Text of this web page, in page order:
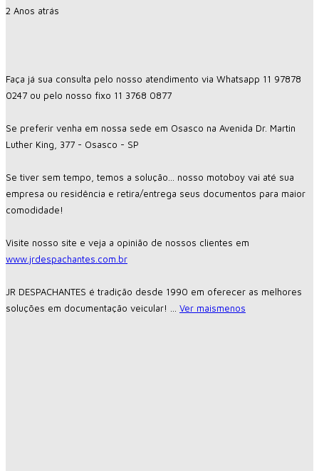
2 Anos atrás
Faça já sua consulta pelo nosso atendimento via Whatsapp 11 97878
0247 ou pelo nosso fixo 11 3768 0877
Se preferir venha em nossa sede em Osasco na Avenida Dr. Martin
Luther King, 377 - Osasco - SP
Se tiver sem tempo, temos a solução... nosso motoboy vai até sua
empresa ou residência e retira/entrega seus documentos para maior
comodidade!
Visite nosso site e veja a opinião de nossos clientes em
www.jrdespachantes.com.br
JR DESPACHANTES é tradição desde 1990 em oferecer as melhores
soluções em documentação veicular!
Ver maismenos